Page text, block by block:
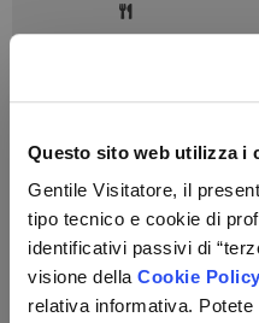
Questo sito web utilizza i
Gentile Visitatore, il
tipo tecnico e cookie di
identificativi passivi di
visione della Cookie
relativa informativa.
von 129 €